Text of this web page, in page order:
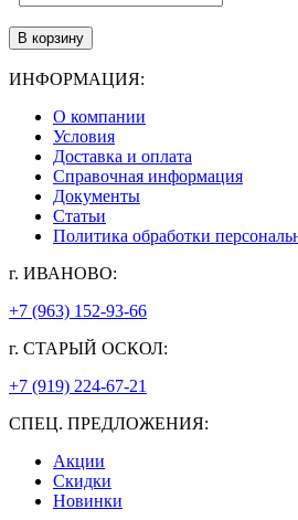
В корзину
ИНФОРМАЦИЯ:
О компании
Условия
Доставка и оплата
Справочная информация
Документы
Статьи
Политика обработки
г. ИВАНОВО:
+7 (963) 152-93-66
г. СТАРЫЙ ОСКОЛ:
+7 (919) 224-67-21
СПЕЦ. ПРЕДЛОЖЕНИЯ:
Акции
Скидки
Новинки